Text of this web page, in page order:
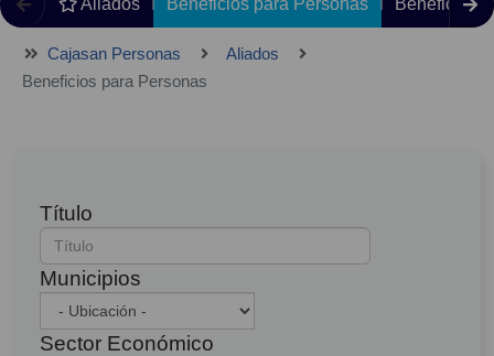
Aliados Beneficios para Personas Beneficios
Cajasan Personas
Aliados
Beneficios para Personas
Título
Municipios
Sector Económico